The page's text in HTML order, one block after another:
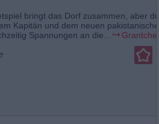
bringt das Dorf zusammen, aber
Kapitän und dem neuen
Spannungen an die...